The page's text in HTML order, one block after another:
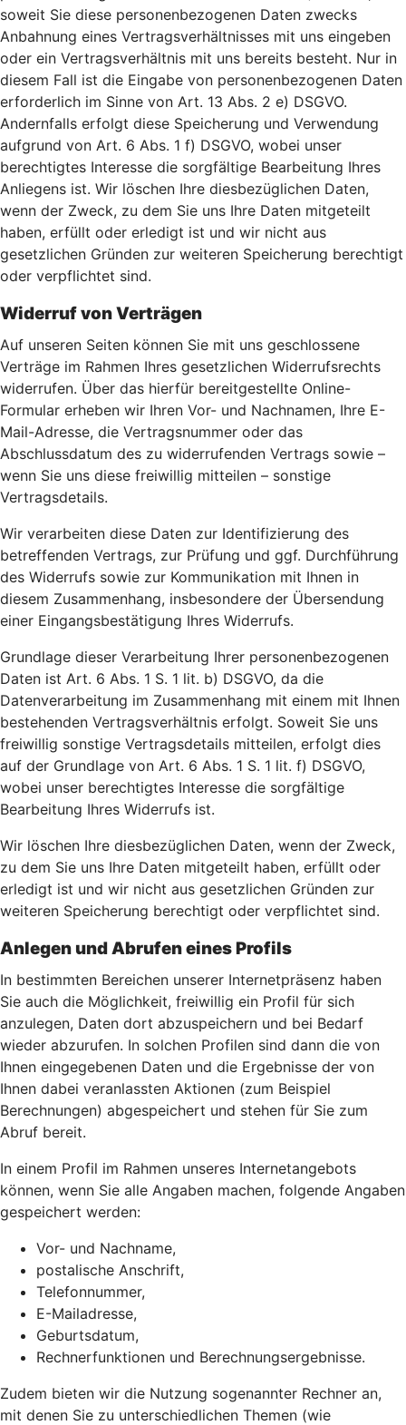
soweit Sie diese personenbezogenen Daten zwecks
Anbahnung eines Vertragsverhältnisses mit uns eingeben
oder ein Vertragsverhältnis mit uns bereits besteht. Nur in
diesem Fall ist die Eingabe von personenbezogenen Daten
erforderlich im Sinne von Art. 13 Abs. 2 e) DSGVO.
Andernfalls erfolgt diese Speicherung und Verwendung
aufgrund von Art. 6 Abs. 1 f) DSGVO, wobei unser
berechtigtes Interesse die sorgfältige Bearbeitung Ihres
Anliegens ist. Wir löschen Ihre diesbezüglichen Daten,
wenn der Zweck, zu dem Sie uns Ihre Daten mitgeteilt
haben, erfüllt oder erledigt ist und wir nicht aus
gesetzlichen Gründen zur weiteren Speicherung berechtigt
oder verpflichtet sind.
Widerruf von Verträgen
Auf unseren Seiten können Sie mit uns geschlossene
Verträge im Rahmen Ihres gesetzlichen Widerrufsrechts
widerrufen. Über das hierfür bereitgestellte Online-
Formular erheben wir Ihren Vor- und Nachnamen, Ihre E-
Mail-Adresse, die Vertragsnummer oder das
Abschlussdatum des zu widerrufenden Vertrags sowie –
wenn Sie uns diese freiwillig mitteilen – sonstige
Vertragsdetails.
Wir verarbeiten diese Daten zur Identifizierung des
betreffenden Vertrags, zur Prüfung und ggf. Durchführung
des Widerrufs sowie zur Kommunikation mit Ihnen in
diesem Zusammenhang, insbesondere der Übersendung
einer Eingangsbestätigung Ihres Widerrufs.
Grundlage dieser Verarbeitung Ihrer personenbezogenen
Daten ist Art. 6 Abs. 1 S. 1 lit. b) DSGVO, da die
Datenverarbeitung im Zusammenhang mit einem mit Ihnen
bestehenden Vertragsverhältnis erfolgt. Soweit Sie uns
freiwillig sonstige Vertragsdetails mitteilen, erfolgt dies
auf der Grundlage von Art. 6 Abs. 1 S. 1 lit. f) DSGVO,
wobei unser berechtigtes Interesse die sorgfältige
Bearbeitung Ihres Widerrufs ist.
Wir löschen Ihre diesbezüglichen Daten, wenn der Zweck,
zu dem Sie uns Ihre Daten mitgeteilt haben, erfüllt oder
erledigt ist und wir nicht aus gesetzlichen Gründen zur
weiteren Speicherung berechtigt oder verpflichtet sind.
Anlegen und Abrufen eines Profils
In bestimmten Bereichen unserer Internetpräsenz haben
Sie auch die Möglichkeit, freiwillig ein Profil für sich
anzulegen, Daten dort abzuspeichern und bei Bedarf
wieder abzurufen. In solchen Profilen sind dann die von
Ihnen eingegebenen Daten und die Ergebnisse der von
Ihnen dabei veranlassten Aktionen (zum Beispiel
Berechnungen) abgespeichert und stehen für Sie zum
Abruf bereit.
In einem Profil im Rahmen unseres Internetangebots
können, wenn Sie alle Angaben machen, folgende Angaben
gespeichert werden:
Vor- und Nachname,
postalische Anschrift,
Telefonnummer,
E-Mailadresse,
Geburtsdatum,
Rechnerfunktionen und Berechnungsergebnisse.
Zudem bieten wir die Nutzung sogenannter Rechner an,
mit denen Sie zu unterschiedlichen Themen (wie